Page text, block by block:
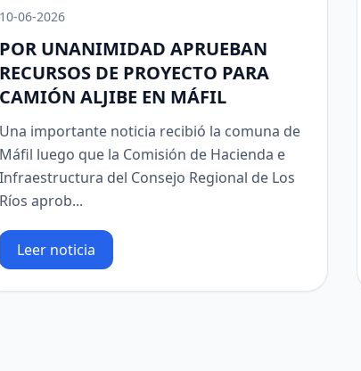
10-06-2026
POR UNANIMIDAD APRUEBAN
RECURSOS DE PROYECTO PARA
CAMIÓN ALJIBE EN MÁFIL
Una importante noticia recibió la comuna de
Máfil luego que la Comisión de Hacienda e
Infraestructura del Consejo Regional de Los
Ríos aprob...
Leer noticia